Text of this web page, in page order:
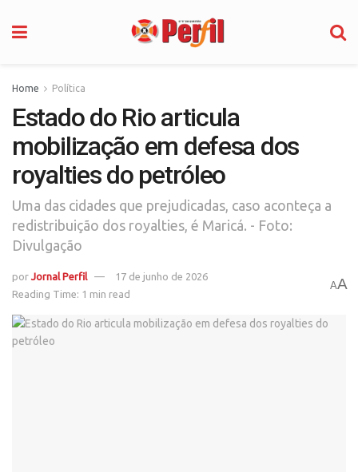
Home Política
Estado do Rio articula
mobilização em defesa dos
royalties do petróleo
Uma das cidades que prejudicadas, caso aconteça a
redistribuição dos royalties, é Maricá. - Foto:
Divulgação
por Jornal Perfil
17 de junho de 2026
Reading Time: 1 min read
AA